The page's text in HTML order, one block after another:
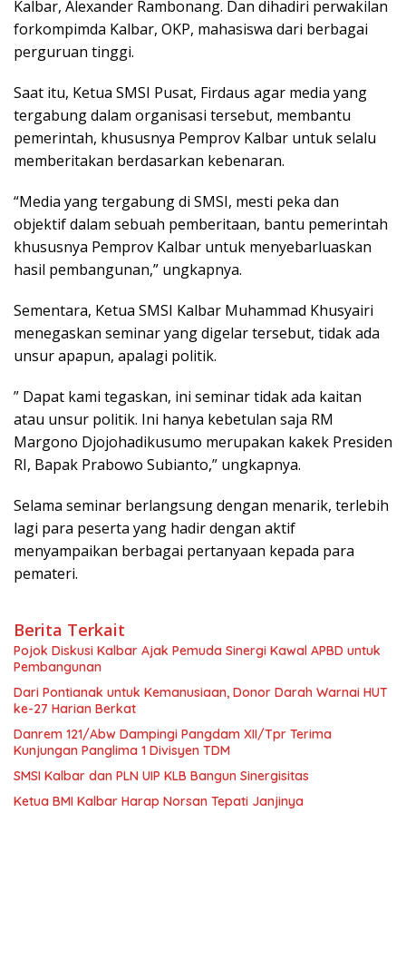
Kalbar, Alexander Rambonang. Dan dihadiri perwakilan
forkompimda Kalbar, OKP, mahasiswa dari berbagai
perguruan tinggi.
Saat itu, Ketua SMSI Pusat, Firdaus agar media yang
tergabung dalam organisasi tersebut, membantu
pemerintah, khususnya Pemprov Kalbar untuk selalu
memberitakan berdasarkan kebenaran.
“Media yang tergabung di SMSI, mesti peka dan
objektif dalam sebuah pemberitaan, bantu pemerintah
khususnya Pemprov Kalbar untuk menyebarluaskan
hasil pembangunan,” ungkapnya.
Sementara, Ketua SMSI Kalbar Muhammad Khusyairi
menegaskan seminar yang digelar tersebut, tidak ada
unsur apapun, apalagi politik.
” Dapat kami tegaskan, ini seminar tidak ada kaitan
atau unsur politik. Ini hanya kebetulan saja RM
Margono Djojohadikusumo merupakan kakek Presiden
RI, Bapak Prabowo Subianto,” ungkapnya.
Selama seminar berlangsung dengan menarik, terlebih
lagi para peserta yang hadir dengan aktif
menyampaikan berbagai pertanyaan kepada para
pemateri.
Berita Terkait
Pojok Diskusi Kalbar Ajak Pemuda Sinergi Kawal APBD untuk
Pembangunan
Dari Pontianak untuk Kemanusiaan, Donor Darah Warnai HUT
ke-27 Harian Berkat
Danrem 121/Abw Dampingi Pangdam XII/Tpr Terima
Kunjungan Panglima 1 Divisyen TDM
SMSI Kalbar dan PLN UIP KLB Bangun Sinergisitas
Ketua BMI Kalbar Harap Norsan Tepati Janjinya